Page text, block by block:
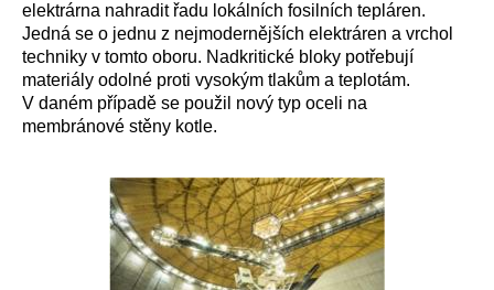
elektrárna nahradit řadu lokálních fosilních tepláren.
Jedná se o jednu z nejmodernějších elektráren a vrchol
techniky v tomto oboru. Nadkritické bloky potřebují
materiály odolné proti vysokým tlakům a teplotám.
V daném případě se použil nový typ oceli na
membránové stěny kotle.